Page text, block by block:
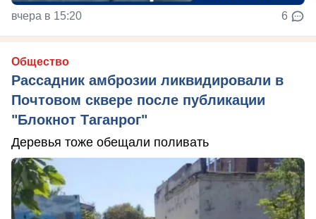
вчера в 15:20 6
Общество
Рассадник амброзии ликвидировали в
Почтовом сквере после публикации
"Блокнот Таганрог"
Деревья тоже обещали поливать